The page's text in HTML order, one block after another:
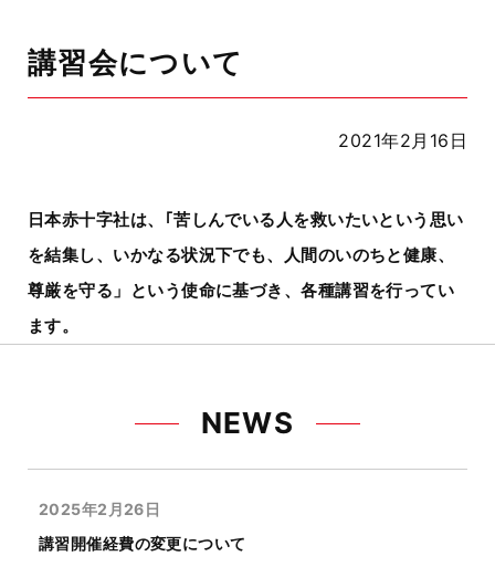
講習会について
2021年2月16日
日本赤十字社は、｢苦しんでいる人を救いたいという思い
を結集し、いかなる状況下でも、人間のいのちと健康、
尊厳を守る」という使命に基づき、各種講習を行ってい
ます。
NEWS
2025年2月26日
講習開催経費の変更について